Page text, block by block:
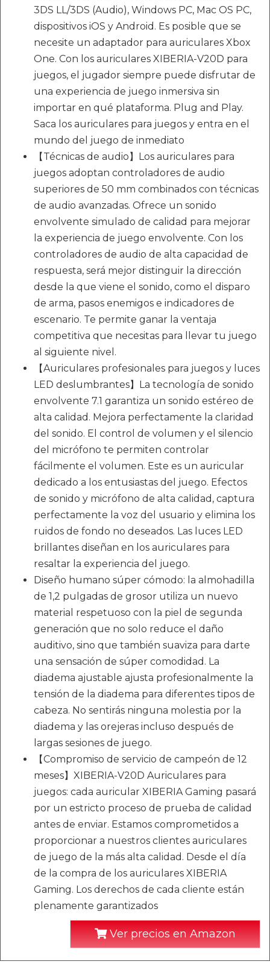
3DS LL/3DS (Audio), Windows PC, Mac OS PC,
dispositivos iOS y Android. Es posible que se
necesite un adaptador para auriculares Xbox
One. Con los auriculares XIBERIA-V20D para
juegos, el jugador siempre puede disfrutar de
una experiencia de juego inmersiva sin
importar en qué plataforma. Plug and Play.
Saca los auriculares para juegos y entra en el
mundo del juego de inmediato
【Técnicas de audio】Los auriculares para
juegos adoptan controladores de audio
superiores de 50 mm combinados con técnicas
de audio avanzadas. Ofrece un sonido
envolvente simulado de calidad para mejorar
la experiencia de juego envolvente. Con los
controladores de audio de alta capacidad de
respuesta, será mejor distinguir la dirección
desde la que viene el sonido, como el disparo
de arma, pasos enemigos e indicadores de
escenario. Te permite ganar la ventaja
competitiva que necesitas para llevar tu juego
al siguiente nivel.
【Auriculares profesionales para juegos y luces
LED deslumbrantes】La tecnología de sonido
envolvente 7.1 garantiza un sonido estéreo de
alta calidad. Mejora perfectamente la claridad
del sonido. El control de volumen y el silencio
del micrófono te permiten controlar
fácilmente el volumen. Este es un auricular
dedicado a los entusiastas del juego. Efectos
de sonido y micrófono de alta calidad, captura
perfectamente la voz del usuario y elimina los
ruidos de fondo no deseados. Las luces LED
brillantes diseñan en los auriculares para
resaltar la experiencia del juego.
Diseño humano súper cómodo: la almohadilla
de 1,2 pulgadas de grosor utiliza un nuevo
material respetuoso con la piel de segunda
generación que no solo reduce el daño
auditivo, sino que también suaviza para darte
una sensación de súper comodidad. La
diadema ajustable ajusta profesionalmente la
tensión de la diadema para diferentes tipos de
cabeza. No sentirás ninguna molestia por la
diadema y las orejeras incluso después de
largas sesiones de juego.
【Compromiso de servicio de campeón de 12
meses】XIBERIA-V20D Auriculares para
juegos: cada auricular XIBERIA Gaming pasará
por un estricto proceso de prueba de calidad
antes de enviar. Estamos comprometidos a
proporcionar a nuestros clientes auriculares
de juego de la más alta calidad. Desde el día
de la compra de los auriculares XIBERIA
Gaming. Los derechos de cada cliente están
plenamente garantizados
Ver precios en Amazon